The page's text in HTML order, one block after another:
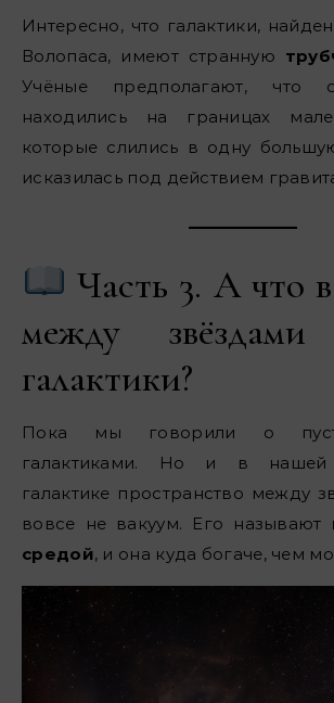
Интересно, что галактики,
Волопаса, имеют странную
Учёные предполагают, что
находились на границах
которые слились в одну
исказилась под действием
Часть 3. А что
между звёздами
галактики?
Пока мы говорили о
галактиками. Но и в нашей
галактике пространство между
вовсе не вакуум. Его называют
средой, и она куда богаче, чем